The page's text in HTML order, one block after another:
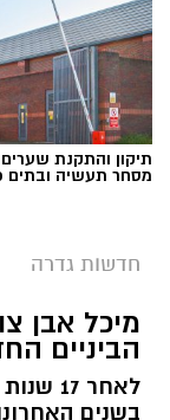
המועצה
אלקטרוני
הוגשה
תיקון והתקנת
מסחר תעשיה ובתים
חדשות גדרה
מיכל אבן
הביניים
לאחר
בשנים